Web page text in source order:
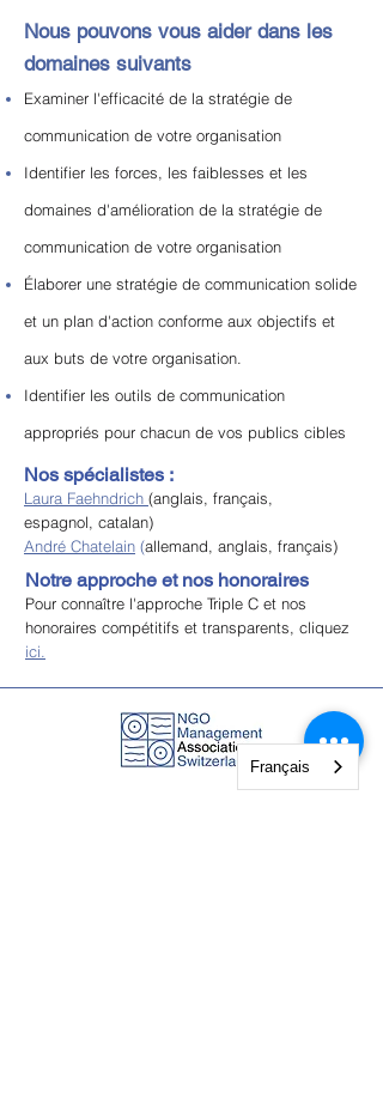
Nous pouvons vous aider dans les
domaines suivants
Examiner l'efficacité de la stratégie de
communication de votre organisation
Identifier les forces, les faiblesses et les
domaines d'amélioration de la stratégie de
communication de votre organisation
Élaborer une stratégie de communication solide
et un plan d'action conforme aux objectifs et
aux buts de votre organisation.
Identifier les outils de communication
appropriés pour chacun de vos publics cibles
Nos spécialistes :
Laura Faehndrich (anglais, français,
espagnol, catalan)
André Chatelain (allemand, anglais, français)
Notre approche et nos honoraires
Pour connaître l'approche Triple C et nos
honoraires compétitifs et transparents, cliquez
ici.
Français